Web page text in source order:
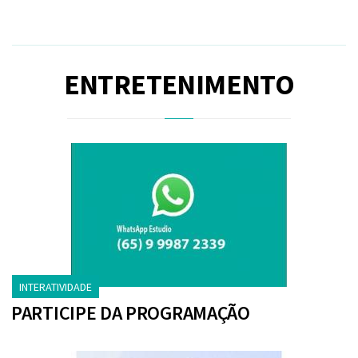
ENTRETENIMENTO
INTERATIVIDADE
PARTICIPE DA PROGRAMAÇÃO